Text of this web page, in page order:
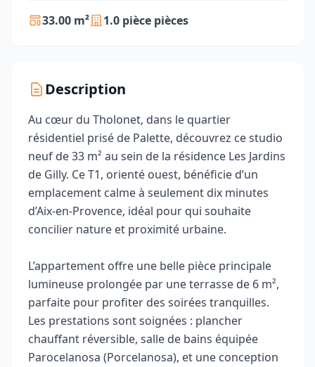
33.00 m² 1.0 pièce pièces
Description
Au cœur du Tholonet, dans le quartier
résidentiel prisé de Palette, découvrez ce studio
neuf de 33 m² au sein de la résidence Les Jardins
de Gilly. Ce T1, orienté ouest, bénéficie d’un
emplacement calme à seulement dix minutes
d’Aix‑en‑Provence, idéal pour qui souhaite
concilier nature et proximité urbaine.
L’appartement offre une belle pièce principale
lumineuse prolongée par une terrasse de 6 m²,
parfaite pour profiter des soirées tranquilles.
Les prestations sont soignées : plancher
chauffant réversible, salle de bains équipée
Parocelanosa (Porcelanosa), et une conception